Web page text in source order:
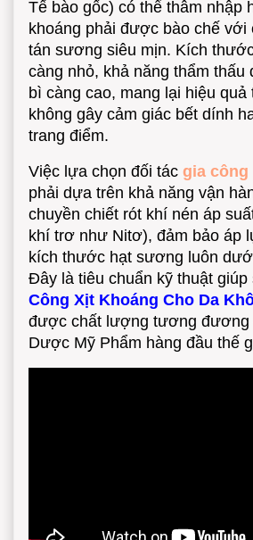
Tế bào gốc) có thể thâm nhập
khoáng phải được bào chế với
tán sương siêu mịn. Kích
càng nhỏ, khả năng thẩm thấu
bì càng cao, mang lại hiệu
không gây cảm giác bết dính
trang điểm.
Việc lựa chọn đối tác gia công
phải dựa trên khả năng vận
chuyền chiết rót khí nén áp
khí trơ như Nitơ), đảm bảo áp
kích thước hạt sương luôn
Đây là tiêu chuẩn kỹ thuật giúp
Công Xịt Khoáng Cho Da
được chất lượng tương đương
Dược Mỹ Phẩm hàng đầu thế